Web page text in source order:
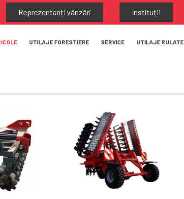
Reprezentanți vânzări Instituții
UTILAJE FORESTIERE SERVICE UTILAJE RULATE